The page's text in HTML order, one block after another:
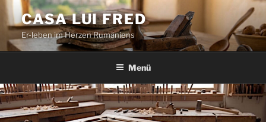
Zum
Inhalt
springen
CASA LUI FRED
Er-leben im Herzen Rumäniens
Menü